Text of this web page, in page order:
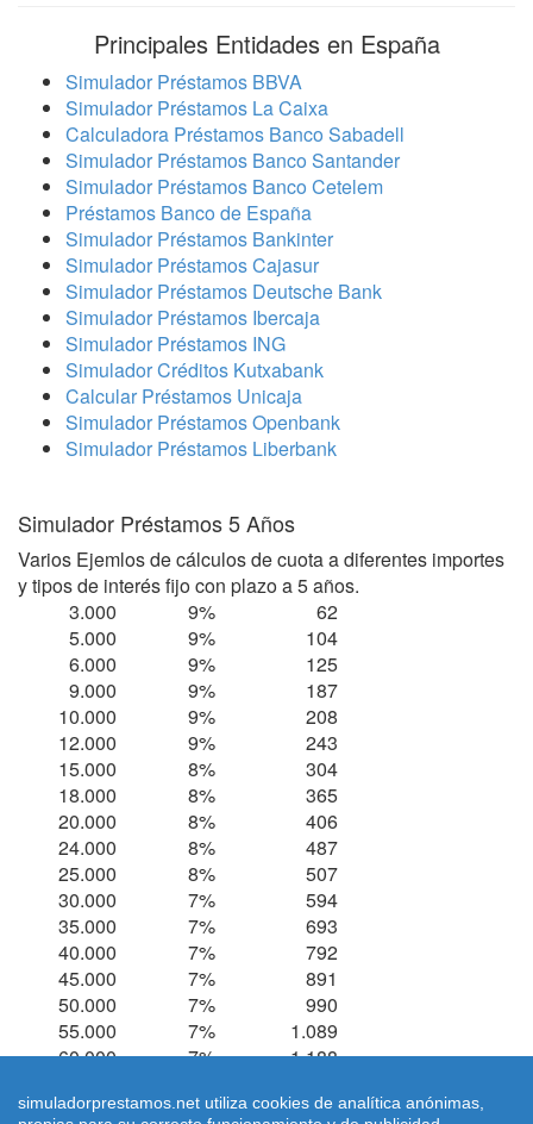
Principales Entidades en España
Simulador Préstamos BBVA
Simulador Préstamos La Caixa
Calculadora Préstamos Banco Sabadell
Simulador Préstamos Banco Santander
Simulador Préstamos Banco Cetelem
Préstamos Banco de España
Simulador Préstamos Bankinter
Simulador Préstamos Cajasur
Simulador Préstamos Deutsche Bank
Simulador Préstamos Ibercaja
Simulador Préstamos ING
Simulador Créditos Kutxabank
Calcular Préstamos Unicaja
Simulador Préstamos Openbank
Simulador Préstamos Liberbank
Simulador Préstamos 5 Años
Varios Ejemlos de cálculos de cuota a diferentes importes
y tipos de interés fijo con plazo a 5 años.
3.000
9%
62
5.000
9%
104
6.000
9%
125
9.000
9%
187
10.000
9%
208
12.000
9%
243
15.000
8%
304
18.000
8%
365
20.000
8%
406
24.000
8%
487
25.000
8%
507
30.000
7%
594
35.000
7%
693
40.000
7%
792
45.000
7%
891
50.000
7%
990
55.000
7%
1.089
60.000
7% 1.188
simuladorprestamos.net utiliza cookies de analítica anónimas,